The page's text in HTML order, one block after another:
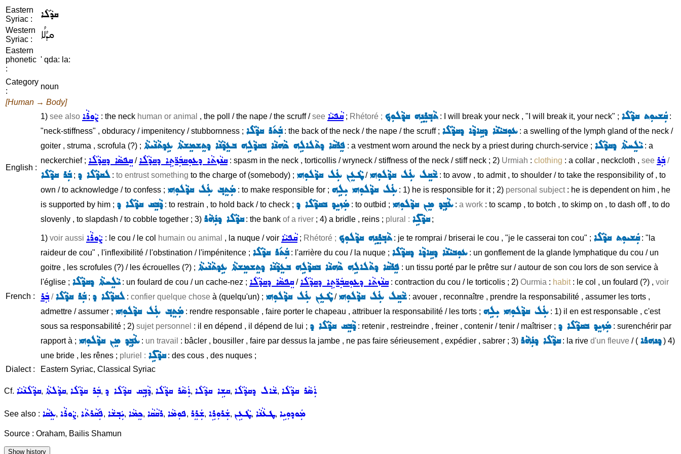
Eastern
Syriac :
ܩܕܵܠܵܐ
Western
Syriac :
ܩܕܳܠܳܐ
Eastern
phonetic
:
' qda: la:
Category
:
noun
[Human → Body]
English :
1) see also ܨܵܘܪܵܐ : the neck human or animal , the poll / the nape / the scruff /see ܩܵܦܝܵܐ; Rhétoré ; ܬܵܒ݂ܪܸܢܹܗ ܩܕ݂ܵܠܘܼܟ݂: I will break your neck , "I will break it, your neck" ; ܩܲܫܝܘܼܬ ܩܕܵܠܵܐ:
"neck-stiffness" , obduracy / impenitency / stubbornness ; ܒܲܬ݇ܪ ܩܕܵܠܵܐ: the back of the neck / the nape / the scruff ; ܥܘܼܒܝܵܢܵܐ ܕܩܹܐܕܵܐ ܕܩܕܵܠܵܐ: a swelling of the lymph gland of the neck /
goiter , struma , scrofula (?) ; ܦܸܪܩܵܐ ܕܬܵܠܐܠܹܗ ܟܵܗܢܵܐ ܒܩܕܵܠܹܗ ܒܥܸܕܵܢܵܐ ܕܬܸܫܡܸܫܬܵܐ ܥܹܕܬܵܢܵܝܬܵܐ : a vestment worn around the neck by a priest during church-service ; ܝܵܠܸܚܬܵܐ ܕܩܕܵܠܵܐ: a
neckerchief ; ܩܸܦܣܵܐ ܕܩܕܵܠܵܐ/ܩܢܵܙܬܵܐ ܕܥܘܼܩܒܲܪ̈ܬܹܐ ܕܩܕܵܠܵܐ: spasm in the neck , torticollis / wryneck / stiffness of the neck / stiff neck ; 2) Urmiah : clothing : a collar , neckcloth , see ܒܲܪ/
ܒܲܪ ܩܕܵܠܵܐ; ܠܩܕܵܠܵܐ ܕ: to entrust something to the charge of (somebody) ; ܛܵܥܸܢ ܥܲܠ ܩܕܵܠܘܼܗܝ/ ܫܵܩܸܠ ܥܲܠ ܩܕܵܠܘܼܗܝ: to avow , to admit , to shoulder / to take the responsibility of , to
own / to acknowledge / to confess ; ܡܲܬܸܒ݂ ܥܲܠ ܩܕܵܠܘܼܗܝ: to make responsible for ; ܥܲܠ ܩܕܵܠܘܼܗܝ ܝܼܠܹܗ: 1) he is responsible for it ; 2) personal subject: he is dependent on him , he
is supported by him ; ܕܵܒܸܩ ܩܕܵܠܵܐ ܕ: to restrain , to hold back / to check ; ܡܲܙܝܸܕ ܒܩܕܵܠܵܐ ܕ: to outbid ; ܥܵܒ݂ܸܕ ܡܸܢ ܩܕܵܠܘܼܗܝ: a work : to scamp , to botch , to skimp on , to dash off , to do
slovenly , to slapdash / to cobble together ; 3) ܩܕܵܠܵܐ ܕܢܲܗܵܪ: the bank of a river ; 4) a bridle , reins ; plural : ܩܕܵܠܹ̈ܐ;
French :
1) voir aussi ܨܵܘܪܵܐ : le cou / le col humain ou animal , la nuque / voir ܩܵܦܝܵܐ; Rhétoré ; ܬܵܒ݂ܪܸܢܹܗ ܩܕ݂ܵܠܘܼܟ݂: je te romprai / briserai le cou , "je le casserai ton cou" ; ܩܲܫܝܘܼܬ ܩܕܵܠܵܐ: "la
raideur de cou" , l'inflexibilité / l'obstination / l'impénitence ; ܒܲܬ݇ܪ ܩܕܵܠܵܐ: l'arrière du cou / la nuque ; ܥܘܼܒܝܵܢܵܐ ܕܩܹܐܕܵܐ ܕܩܕܵܠܵܐ: un gonflement de la glande lymphatique du cou / un
goitre , les scrofules (?) / les écrouelles (?) ; ܦܸܪܩܵܐ ܕܬܵܠܐܠܹܗ ܟܵܗܢܵܐ ܒܩܕܵܠܹܗ ܒܥܸܕܵܢܵܐ ܕܬܸܫܡܸܫܬܵܐ ܥܹܕܬܵܢܵܝܬܵܐ : un tissu porté par le prêtre sur / autour de son cou lors de son service à
l'église ; ܝܵܠܸܚܬܵܐ ܕܩܕܵܠܵܐ: un foulard de cou / un cache-nez ; ܩܸܦܣܵܐ ܕܩܕܵܠܵܐ/ܩܢܵܙܬܵܐ ܕܥܘܼܩܒܲܪ̈ܬܹܐ ܕܩܕܵܠܵܐ: contraction du cou / le torticolis ; 2) Ourmia : habit: le col , un foulard (?) , voir
ܒܲܪ/ ܒܲܪ ܩܕܵܠܵܐ; ܠܩܕܵܠܵܐ ܕ: confier quelque chose à (quelqu'un) ; ܛܵܥܸܢ ܥܲܠ ܩܕܵܠܘܼܗܝ/ ܫܵܩܸܠ ܥܲܠ ܩܕܵܠܘܼܗܝ: avouer , reconnaître , prendre la responsabilité , assumer les torts ,
admettre / assumer ; ܡܲܬܸܒ݂ ܥܲܠ ܩܕܵܠܘܼܗܝ: rendre responsable , faire porter le chapeau , attribuer la responsabilité / les torts ; ܥܲܠ ܩܕܵܠܘܼܗܝ ܝܼܠܹܗ: 1) il en est responsable , c'est
sous sa responsabilité ; 2) sujet personnel : il en dépend , il dépend de lui ; ܕܵܒܸܩ ܩܕܵܠܵܐ ܕ: retenir , restreindre , freiner , contenir / tenir / maîtriser ; ܡܲܙܝܸܕ ܒܩܕܵܠܵܐ ܕ: surenchérir par
rapport à ; ܥܵܒ݂ܸܕ ܡܸܢ ܩܕܵܠܘܼܗܝ: un travail : bâcler , bousiller , faire par dessus la jambe , ne pas faire sérieusement , expédier , sabrer ; 3) ܩܕܵܠܵܐ ܕܢܲܗܵܪ: la rive d'un fleuve / ( ܕܢܗܪܐ) 4)
une bride , les rênes ; pluriel : ܩܕܵܠܹ̈ܐ: des cous , des nuques ;
Dialect :
Eastern Syriac, Classical Syriac
Cf. ܩܕܵܠܵܢܵܝܵܐ, ܩܕܵܠܬܵܐ, ܒܲܪ ܩܕܵܠܵܐ, ܕܵܒ݂ܸܩ ܩܕܵܠܵܐ ܕ, ܐܲܣܵܪ ܩܕ݂ܵܠܵܐ, ܩܫܹܐ ܩܕܵܠܵܐ, ܫܵܐܠ ܕܩܕܵܠܵܐ, ܐܲܣܵܪ ܩܕܵܠܵܐ
See also : ܥܸܩܵܐ, ܨܵܘܪܵܐ, ܦܲܩܵܪܬܵܐ, ܝܲܒ݂ܫܵܐ, ܟܸܡܵܐ, ܪܩܵܩܵܐ, ܦܘܼܡܵܐ, ܫܲܪܸܪ, ܫܲܪܘܼܪܹܐ, ܛܵܥܹܢ, ܛܥܵܢܵܐ, ܡܲܘܕܘܼܝܹܐ
Source : Oraham, Bailis Shamun